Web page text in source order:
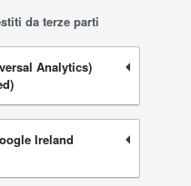
da terze parti
Analytics)
Ireland